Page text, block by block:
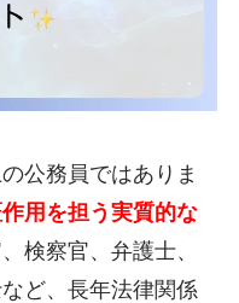
公務員ではありま
用を担う実質的な
検察官、弁護士、
ど、長年法律関係